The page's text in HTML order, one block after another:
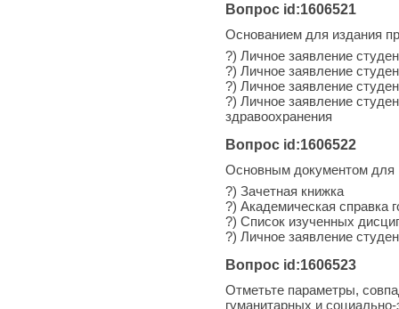
Вопрос id:1606521
Основанием для издания
?) Личное заявление
?) Личное заявление
?) Личное заявление
?) Личное заявление
здравоохранения
Вопрос id:1606522
Основным документом для
?) Зачетная книжка
?) Академическая справка
?) Список изученных
?) Личное заявление
Вопрос id:1606523
Отметьте параметры,
гуманитарных и